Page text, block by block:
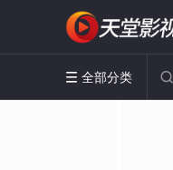
 全部分类 